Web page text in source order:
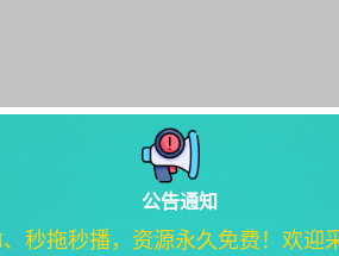
公告通知
秒拖秒播，资源永久免费！欢迎